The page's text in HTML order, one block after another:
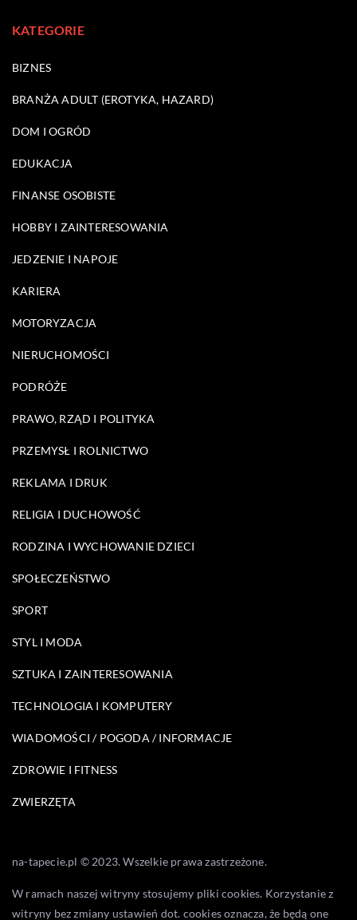
KATEGORIE
BIZNES
BRANŻA ADULT (EROTYKA, HAZARD)
DOM I OGRÓD
EDUKACJA
FINANSE OSOBISTE
HOBBY I ZAINTERESOWANIA
JEDZENIE I NAPOJE
KARIERA
MOTORYZACJA
NIERUCHOMOŚCI
PODRÓŻE
PRAWO, RZĄD I POLITYKA
PRZEMYSŁ I ROLNICTWO
REKLAMA I DRUK
RELIGIA I DUCHOWOŚĆ
RODZINA I WYCHOWANIE DZIECI
SPOŁECZEŃSTWO
SPORT
STYL I MODA
SZTUKA I ZAINTERESOWANIA
TECHNOLOGIA I KOMPUTERY
WIADOMOŚCI / POGODA / INFORMACJE
ZDROWIE I FITNESS
ZWIERZĘTA
na-tapecie.pl © 2023. Wszelkie prawa zastrzeżone.
W ramach naszej witryny stosujemy pliki cookies. Korzystanie z
witryny bez zmiany ustawień dot. cookies oznacza, że będą one